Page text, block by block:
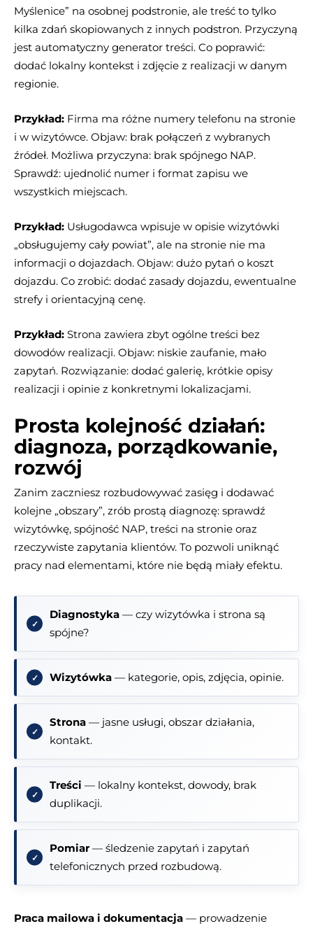
Myślenice” na osobnej podstronie, ale treść to tylko
kilka zdań skopiowanych z innych podstron. Przyczyną
jest automatyczny generator treści. Co poprawić:
dodać lokalny kontekst i zdjęcie z realizacji w danym
regionie.
Przykład: Firma ma różne numery telefonu na stronie
i w wizytówce. Objaw: brak połączeń z wybranych
źródeł. Możliwa przyczyna: brak spójnego NAP.
Sprawdź: ujednolić numer i format zapisu we
wszystkich miejscach.
Przykład: Usługodawca wpisuje w opisie wizytówki
„obsługujemy cały powiat”, ale na stronie nie ma
informacji o dojazdach. Objaw: dużo pytań o koszt
dojazdu. Co zrobić: dodać zasady dojazdu, ewentualne
strefy i orientacyjną cenę.
Przykład: Strona zawiera zbyt ogólne treści bez
dowodów realizacji. Objaw: niskie zaufanie, mało
zapytań. Rozwiązanie: dodać galerię, krótkie opisy
realizacji i opinie z konkretnymi lokalizacjami.
Prosta kolejność działań:
diagnoza, porządkowanie,
rozwój
Zanim zaczniesz rozbudowywać zasięg i dodawać
kolejne „obszary”, zrób prostą diagnozę: sprawdź
wizytówkę, spójność NAP, treści na stronie oraz
rzeczywiste zapytania klientów. To pozwoli uniknąć
pracy nad elementami, które nie będą miały efektu.
Diagnostyka — czy wizytówka i strona są
spójne?
Wizytówka — kategorie, opis, zdjęcia, opinie.
Strona — jasne usługi, obszar działania,
kontakt.
Treści — lokalny kontekst, dowody, brak
duplikacji.
Pomiar— śledzenie zapytań i zapytań
telefonicznych przed rozbudową.
Praca mailowa i dokumentacja — prowadzenie